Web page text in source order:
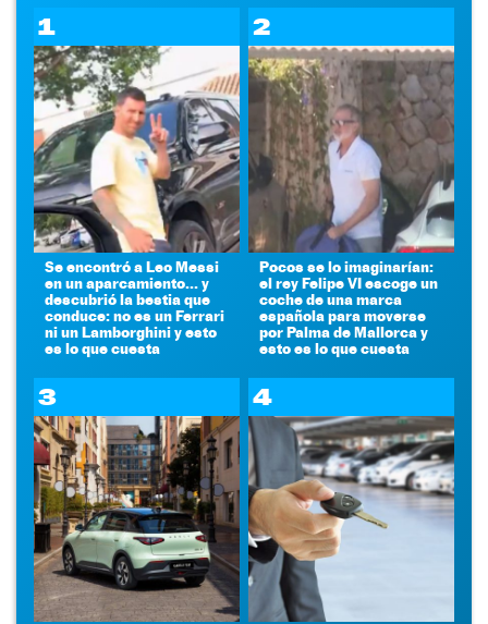
1
Se encontró a Leo Messi
en un aparcamiento... y
descubrió la bestia que
conduce: no es un Ferrari
ni un Lamborghini y esto
es lo que cuesta
2
Pocos se lo imaginarían:
el rey Felipe VI escoge un
coche de una marca
española para moverse
por Palma de Mallorca y
esto es lo que cuesta
3 4